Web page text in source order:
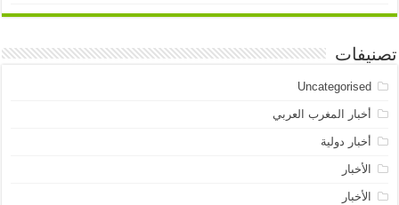
تصنيفات
Uncategorised
أخبار المغرب العربي
أخبار دولية
الأخبار
الأخبار